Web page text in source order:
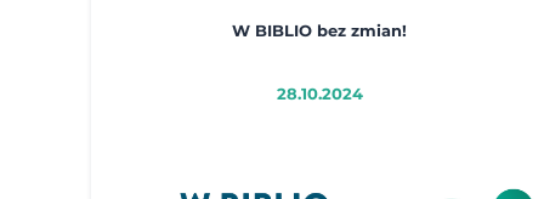
W BIBLIO bez zmian!
28.10.2024